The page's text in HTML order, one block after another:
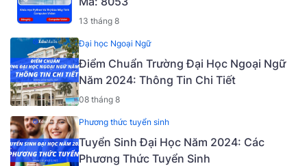
13 tháng 8
Đại học Ngoại Ngữ
Điểm Chuẩn Trường Đại Học Ngoại Ngữ
Năm 2024: Thông Tin Chi Tiết
08 tháng 8
Phương thức tuyển sinh
Tuyển Sinh Đại Học Năm 2024: Các
Phương Thức Tuyển Sinh